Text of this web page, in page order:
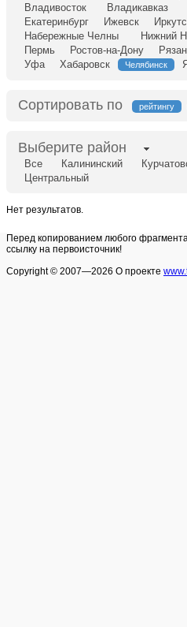
Владивосток
Владикавказ
Екатеринбург
Ижевск
Набережные Челны
Нижний
Пермь
Ростов-на-Дону
Уфа
Хабаровск Челябинск
Сортировать по рейтингу
Выберите район
Все Калининский
Центральный
Нет результатов.
Перед копированием любого
ссылку на первоисточник!
Copyright © 2007—2026 О проекте